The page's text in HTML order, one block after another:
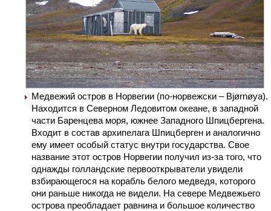
Медвежий остров в Норвегии (по-норвежски – Bjørnøya).
Находится в Северном Ледовитом океане, в западной
части Баренцева моря, южнее Западного Шпицбергена.
Входит в состав архипелага Шпицберген и аналогично
ему имеет особый статус внутри государства. Свое
название этот остров Норвегии получил из-за того, что
однажды голландские первооткрыватели увидели
взбирающегося на корабль белого медведя, которого
они раньше никогда не видели. На севере Медвежьего
острова преобладает равнина и большое количество